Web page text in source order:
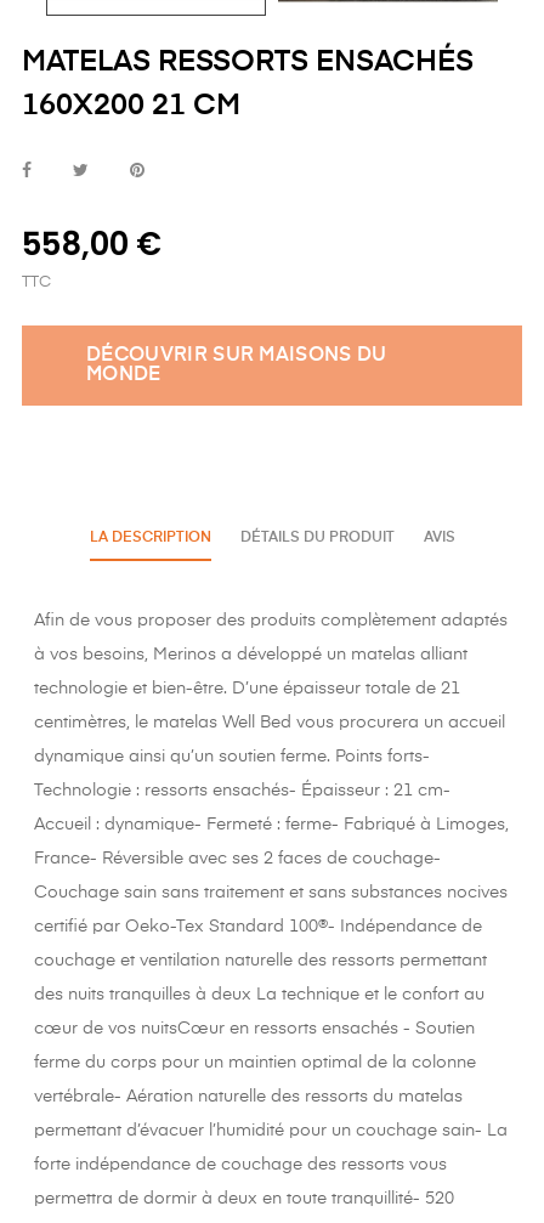
MATELAS RESSORTS ENSACHÉS
160X200 21 CM
558,00 €
TTC
DÉCOUVRIR SUR MAISONS DU
MONDE
LA DESCRIPTION DÉTAILS DU PRODUIT AVIS
Afin de vous proposer des produits complètement adaptés
à vos besoins, Merinos a développé un matelas alliant
technologie et bien-être. D’une épaisseur totale de 21
centimètres, le matelas Well Bed vous procurera un accueil
dynamique ainsi qu’un soutien ferme. Points forts-
Technologie : ressorts ensachés- Épaisseur : 21 cm-
Accueil : dynamique- Fermeté : ferme- Fabriqué à Limoges,
France- Réversible avec ses 2 faces de couchage-
Couchage sain sans traitement et sans substances nocives
certifié par Oeko-Tex Standard 100®- Indépendance de
couchage et ventilation naturelle des ressorts permettant
des nuits tranquilles à deux La technique et le confort au
cœur de vos nuitsCœur en ressorts ensachés - Soutien
ferme du corps pour un maintien optimal de la colonne
vertébrale- Aération naturelle des ressorts du matelas
permettant d’évacuer l’humidité pour un couchage sain- La
forte indépendance de couchage des ressorts vous
permettra de dormir à deux en toute tranquillité- 520